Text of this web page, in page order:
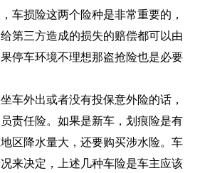
车损险这两个险种是非常重要的，
第三方造成的损失的赔偿都可以由
停车环境不理想那盗抢险也是必要
车外出或者没有投保意外险的话，
责任险。如果是新车，划痕险是有
区降水量大，还要购买涉水险。车
来决定，上述几种车险是车主应该